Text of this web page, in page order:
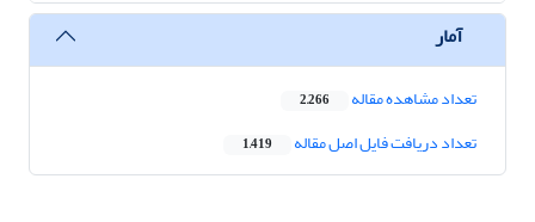
آمار
تعداد مشاهده مقاله 2,266
تعداد دریافت فایل اصل مقاله 1,419